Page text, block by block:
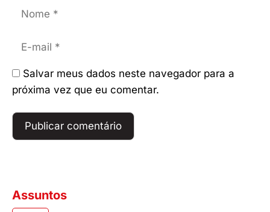
Nome
E-
mail
Salvar meus dados neste navegador para a
próxima vez que eu comentar.
Assuntos